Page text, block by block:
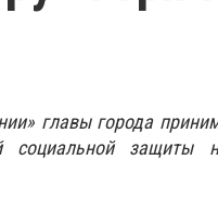
главы города
социальной защиты